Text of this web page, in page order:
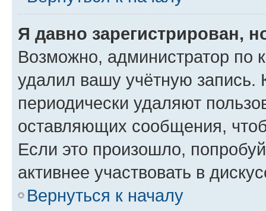
Я давно зарегистрирован,
Возможно, администратор по
удалил вашу учётную запись.
периодически удаляют
оставляющих сообщения,
Если это произошло,
активнее участвовать в
Вернуться к началу